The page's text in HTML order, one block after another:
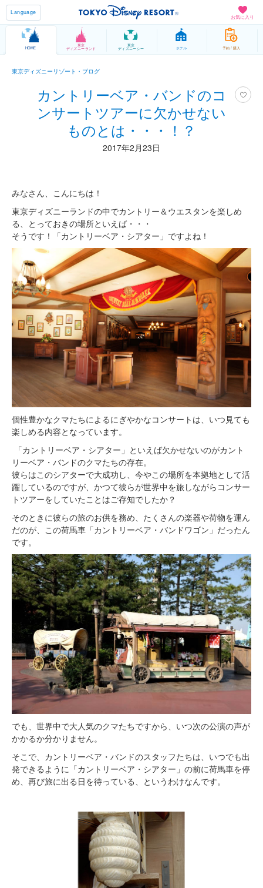
お気に入り
Language
HOME
東京
ディズニーランド
東京
ディズニーシー ホテル 予約 / 購入
東京ディズニーリゾート・ブログ
カントリーベア・バンドのコ
ンサートツアーに欠かせない
ものとは・・・！？
2017年2月23日
みなさん、こんにちは！
東京ディズニーランドの中でカントリー＆ウエスタンを楽しめ
る、とっておきの場所といえば・・・
そうです！「カントリーベア・シアター」ですよね！
個性豊かなクマたちによるにぎやかなコンサートは、いつ見ても
楽しめる内容となっています。
「カントリーベア・シアター」といえば欠かせないのがカント
リーベア・バンドのクマたちの存在。
彼らはこのシアターで大成功し、今やこの場所を本拠地として活
躍しているのですが、かつて彼らが世界中を旅しながらコンサー
トツアーをしていたことはご存知でしたか？
そのときに彼らの旅のお供を務め、たくさんの楽器や荷物を運ん
だのが、この荷馬車「カントリーベア・バンドワゴン」だったん
です。
でも、世界中で大人気のクマたちですから、いつ次の公演の声が
かかるか分かりません。
そこで、カントリーベア・バンドのスタッフたちは、いつでも出
発できるように「カントリーベア・シアター」の前に荷馬車を停
め、再び旅に出る日を待っている、というわけなんです。